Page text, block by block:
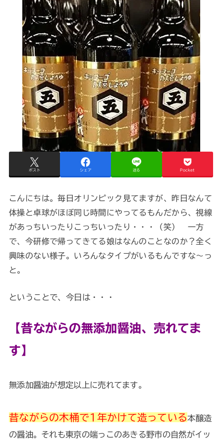
ポスト シェア 送る Pocket
こんにちは。毎日オリンピック見てますが、昨日なんて
体操と卓球がほぼ同じ時間にやってるもんだから、視線
があっちいったりこっちいったり・・・（笑） 一方
で、今研修で帰ってきてる娘はなんのことなのか？全く
興味のない様子。いろんなタイプがいるもんですな～っ
と。
ということで、今日は・・・
【昔ながらの無添加醤油、売れてま
す】
無添加醤油が想定以上に売れてます。
昔ながらの木桶で1年かけて造っている本醸造
の醤油。それも東京の端っこのあきる野市の自然がイッ